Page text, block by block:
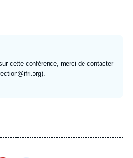
cette conférence, merci de contacter
).